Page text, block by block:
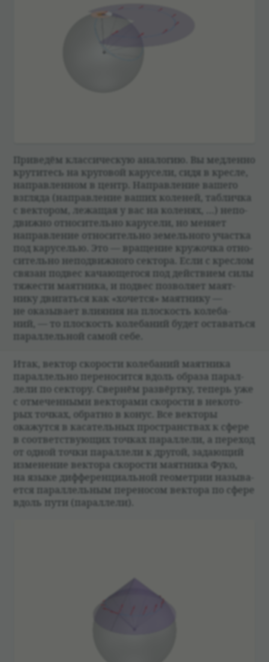
При­ве­дём клас­си­че­скую ана­логию. Вы мед­ленно
кру­ти­тесь на круго­вой кару­сели, сидя в кресле,
направ­лен­ном в центр. Направ­ле­ние вашего
взгляда (направ­ле­ние ваших коле­ней, таб­личка
с век­то­ром, лежащая у вас на коле­нях, …) непо­
движно отно­си­тельно кару­сели, но меняет
направ­ле­ние отно­си­тельно земель­ного участка
под кару­се­лью. Это — враще­ние кружочка отно­
си­тельно непо­движ­ного сек­тора. Если с креслом
свя­зан под­вес качающегося под действием силы
тяже­сти маят­ника, и под­вес поз­во­ляет маят­
нику двигаться как «хочется» маят­нику —
не ока­зы­вает вли­я­ния на плос­кость коле­ба­
ний, — то плос­кость коле­ба­ний будет оста­ваться
парал­лель­ной самой себе.
Итак, век­тор ско­ро­сти коле­ба­ний маят­ника
парал­лельно пере­но­сится вдоль образа парал­
лели по сек­тору. Свер­нём раз­вёртку, теперь уже
с отме­чен­ными век­то­рами ско­ро­сти в неко­то­
рых точ­ках, обратно в конус. Все век­торы
окажутся в каса­тель­ных про­стран­ствах к сфере
в соот­вет­ствующих точ­ках парал­лели, а пере­ход
от одной точки парал­лели к дру­гой, задающий
изме­не­ние век­тора ско­ро­сти маят­ника Фуко,
на языке диффе­ренци­аль­ной геомет­рии назы­ва­
ется парал­лель­ным пере­но­сом век­тора по сфере
вдоль пути (парал­лели).